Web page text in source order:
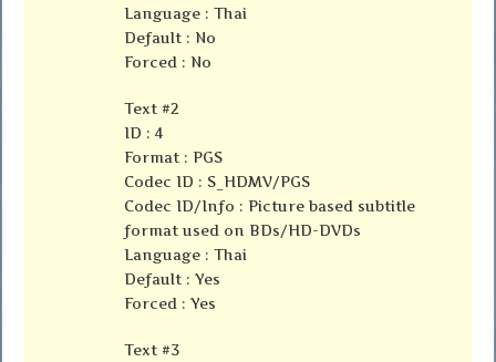
Language : Thai
Default : No
Forced : No
Text #2
ID : 4
Format : PGS
Codec ID : S_HDMV/PGS
Codec ID/Info : Picture based subtitle
format used on BDs/HD-DVDs
Language : Thai
Default : Yes
Forced : Yes
Text #3